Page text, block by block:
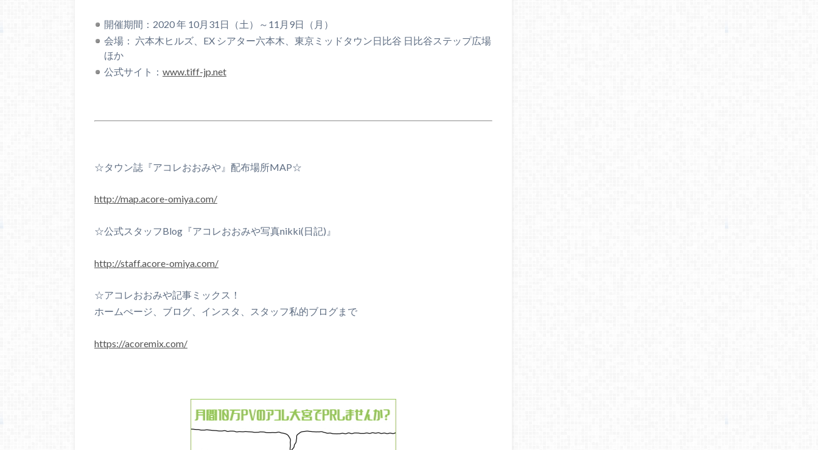
開催期間：2020 年 10月31日（土）～11月9日（月）
会場： 六本木ヒルズ、EX シアター六本木、東京ミッドタウン日比谷 日比谷ステップ広場
ほか
公式サイト： www.tiff-jp.net
☆タウン誌『アコレおおみや』配布場所MAP☆
http://map.acore-omiya.com/
☆公式スタッフBlog『アコレおおみや写真nikki(日記)』
http://staff.acore-omiya.com/
☆アコレおおみや記事ミックス！
ホームぺージ、ブログ、インスタ、スタッフ私的ブログまで
https://acoremix.com/